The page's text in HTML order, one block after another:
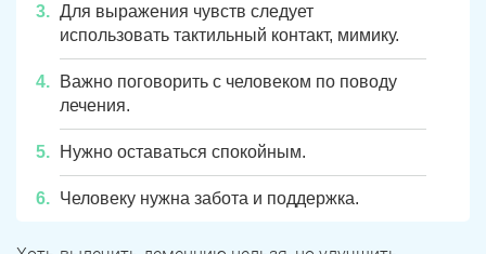
Для выражения чувств следует
использовать тактильный контакт, мимику.
Важно поговорить с человеком по поводу
лечения.
Нужно оставаться спокойным.
Человеку нужна забота и поддержка.